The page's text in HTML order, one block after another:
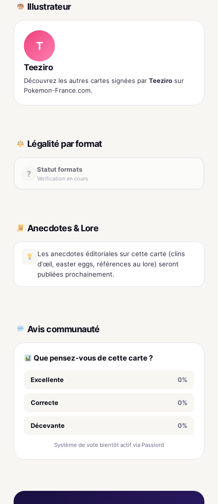
Illustrateur
T
Teeziro
Découvrez les autres cartes signées par Teeziro sur
Pokemon-France.com.
Légalité par format
? Statut formats
Vérification en cours
Anecdotes & Lore
Les anecdotes éditoriales sur cette carte (clins
d'œil, easter eggs, références au lore) seront
publiées prochainement.
Avis communauté
Que pensez-vous de cette carte ?
Excellente 0%
Correcte 0%
Décevante 0%
Système de vote bientôt actif via Passlord